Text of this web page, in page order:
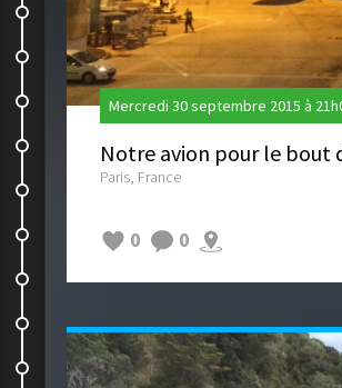
Journée cascades
On evite la pluie !
Cathedral Cove
Castel Rock
The Pinnacles
On a de la visite
Ballade dans le Coromandel
Mercredi 30 septembre 2015 à
Notre avion pour le bout
Paris, France
0 0